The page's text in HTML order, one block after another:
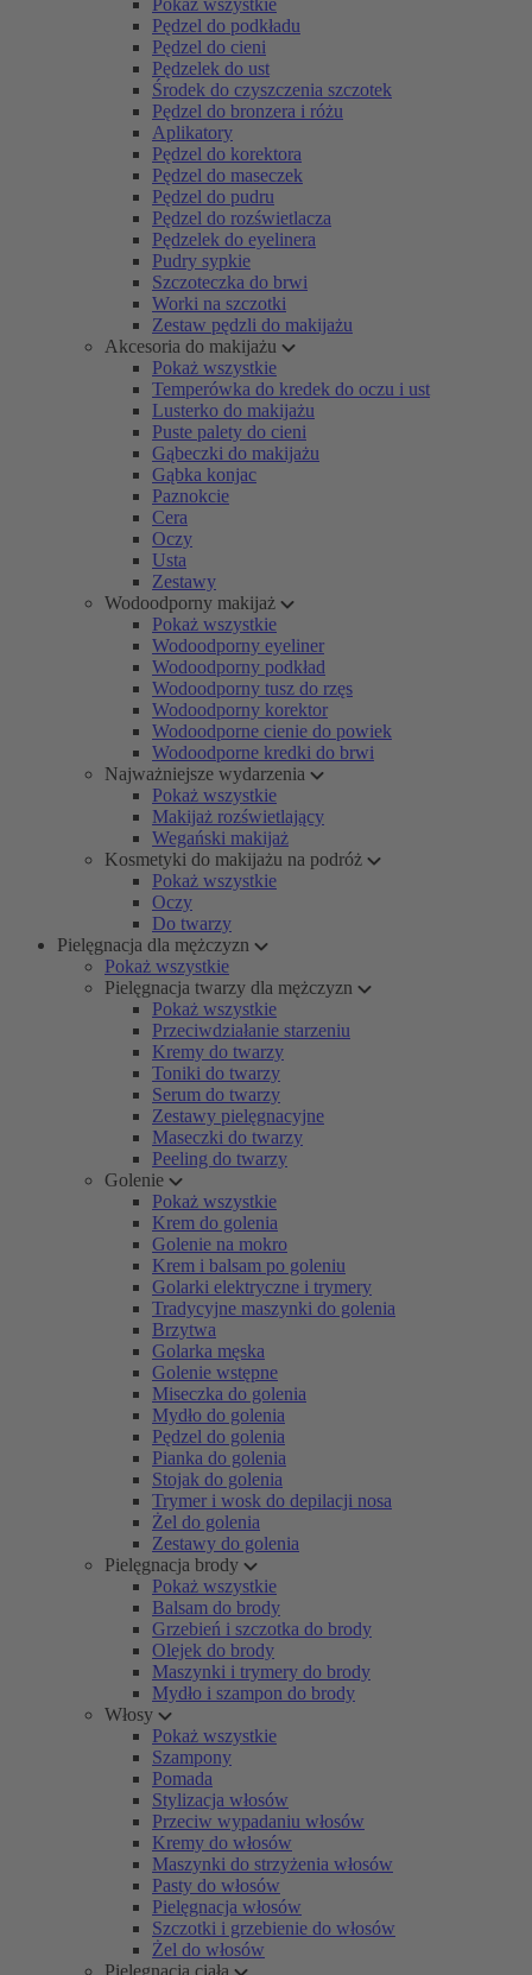
Pokaż wszystkie
Pędzel do podkładu
Pędzel do cieni
Pędzelek do ust
Środek do czyszczenia szczotek
Pędzel do bronzera i różu
Aplikatory
Pędzel do korektora
Pędzel do maseczek
Pędzel do pudru
Pędzel do rozświetlacza
Pędzelek do eyelinera
Pudry sypkie
Szczoteczka do brwi
Worki na szczotki
Zestaw pędzli do makijażu
Akcesoria do makijażu
Pokaż wszystkie
Temperówka do kredek do oczu i ust
Lusterko do makijażu
Puste palety do cieni
Gąbeczki do makijażu
Gąbka konjac
Paznokcie
Cera
Oczy
Usta
Zestawy
Wodoodporny makijaż
Pokaż wszystkie
Wodoodporny eyeliner
Wodoodporny podkład
Wodoodporny tusz do rzęs
Wodoodporny korektor
Wodoodporne cienie do powiek
Wodoodporne kredki do brwi
Najważniejsze wydarzenia
Pokaż wszystkie
Makijaż rozświetlający
Wegański makijaż
Kosmetyki do makijażu na podróż
Pokaż wszystkie
Oczy
Do twarzy
Pielęgnacja dla mężczyzn
Pokaż wszystkie
Pielęgnacja twarzy dla mężczyzn
Pokaż wszystkie
Przeciwdziałanie starzeniu
Kremy do twarzy
Toniki do twarzy
Serum do twarzy
Zestawy pielęgnacyjne
Maseczki do twarzy
Peeling do twarzy
Golenie
Pokaż wszystkie
Krem do golenia
Golenie na mokro
Krem i balsam po goleniu
Golarki elektryczne i trymery
Tradycyjne maszynki do golenia
Brzytwa
Golarka męska
Golenie wstępne
Miseczka do golenia
Mydło do golenia
Pędzel do golenia
Pianka do golenia
Stojak do golenia
Trymer i wosk do depilacji nosa
Żel do golenia
Zestawy do golenia
Pielęgnacja brody
Pokaż wszystkie
Balsam do brody
Grzebień i szczotka do brody
Olejek do brody
Maszynki i trymery do brody
Mydło i szampon do brody
Włosy
Pokaż wszystkie
Szampony
Pomada
Stylizacja włosów
Przeciw wypadaniu włosów
Kremy do włosów
Maszynki do strzyżenia włosów
Pasty do włosów
Pielęgnacja włosów
Szczotki i grzebienie do włosów
Żel do włosów
Pielęgnacja ciała